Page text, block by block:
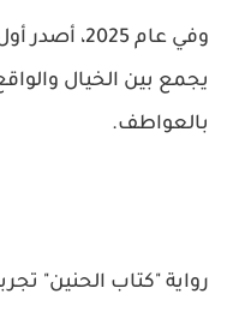
وفي عام
يجمع بين الخيال
بالعواطف.
رواية "كتاب الحنين"